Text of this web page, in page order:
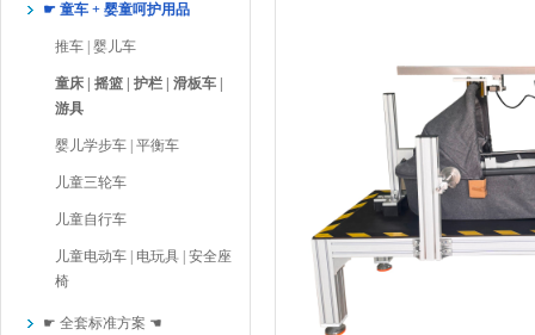
☛ 童车 + 婴童呵护用品
推车 | 婴儿车
童床 | 摇篮 | 护栏 | 滑板车 |
游具
婴儿学步车 | 平衡车
儿童三轮车
儿童自行车
儿童电动车 | 电玩具 | 安全座
椅
☛ 全套标准方案 ☚